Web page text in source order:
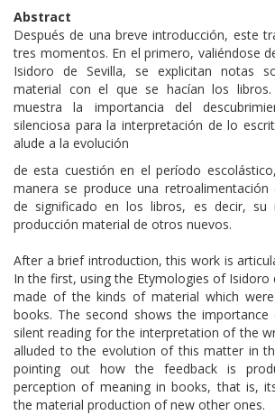
Abstract
Después de una breve introducción, este
tres momentos. En el primero, valiéndose
Isidoro de Sevilla, se explicitan notas
material con el que se hacían los
muestra la importancia del
silenciosa para la interpretación de lo
alude a la evolución
de esta cuestión en el período
manera se produce una retroalimentación
de significado en los libros, es decir, su
producción material de otros nuevos.
After a brief introduction, this work is
In the first, using the Etymologies of Isidoro
made of the kinds of material which
books. The second shows the
silent reading for the interpretation of the
alluded to the evolution of this matter in
pointing out how the feedback is
perception of meaning in books, that is,
the material production of new other ones.